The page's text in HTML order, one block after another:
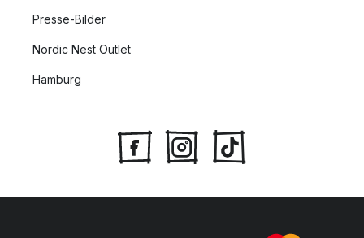
Presse-Bilder
Nordic Nest Outlet
Hamburg